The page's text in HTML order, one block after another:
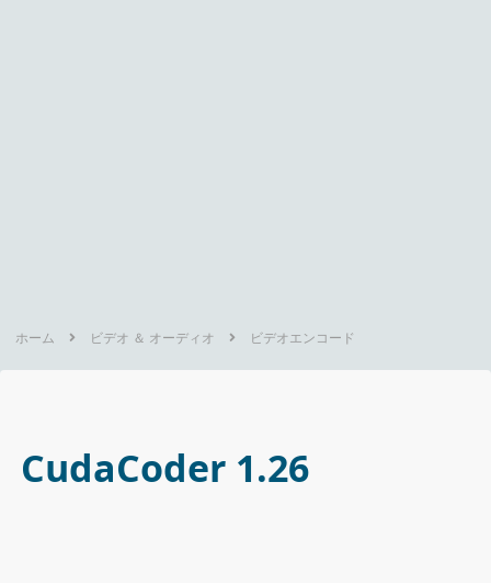
ホーム ビデオ ＆ オーディオ ビデオエンコード
CudaCoder 1.26